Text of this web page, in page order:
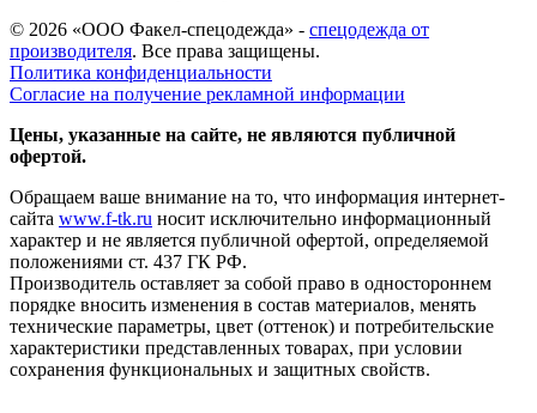
© 2026 «ООО Факел-спецодежда» - спецодежда от
производителя. Все права защищены.
Политика конфиденциальности
Согласие на получение рекламной информации
Цены, указанные на сайте, не являются публичной
офертой.
Обращаем ваше внимание на то, что информация интернет-
сайта www.f-tk.ru носит исключительно информационный
характер и не является публичной офертой, определяемой
положениями ст. 437 ГК РФ.
Производитель оставляет за собой право в одностороннем
порядке вносить изменения в состав материалов, менять
технические параметры, цвет (оттенок) и потребительские
характеристики представленных товарах, при условии
сохранения функциональных и защитных свойств.